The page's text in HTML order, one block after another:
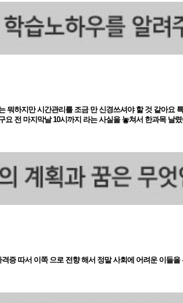
뭐하지만 시간관리를 조금 만 신경쓰셔야 할 것 같아요
요 전 마지막날 10시까지 라는 사실을 놓쳐서 한과목 날
증 따서 이쪽 으로 전향 해서 정말 사회에 어려운 이들